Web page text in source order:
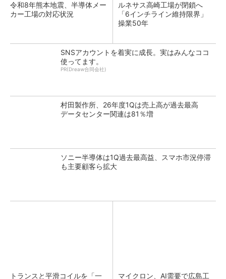
令和8年熊本地震、半導体メー
カー工場の対応状況
ルネサス高崎工場が閉鎖へ
「6インチライン維持限界」
操業50年
SNSアカウントを着実に成長。実はみんなココ
使ってます。
PR(Dreaw合同会社)
村田製作所、26年度1Qは売上高が過去最高
データセンター関連は81％増
ソニー半導体は1Q過去最高益、スマホ市況停滞
も主要顧客ら拡大
トランスと平滑コイルを「一
マイクロン、AI需要で広島工